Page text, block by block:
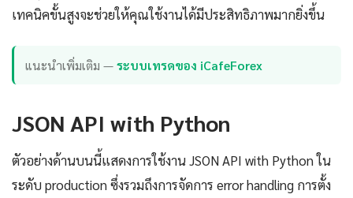
เทคนิคขั้นสูงจะช่วยให้คุณใช้งานได้มีประสิทธิภาพมากยิ่งขึ้น
แนะนำเพิ่มเติม —ระบบเทรดของ iCafeForex
JSON API with Python
ตัวอย่างด้านบนนี้แสดงการใช้งาน JSON API with Python ใน
ระดับ production ซึ่งรวมถึงการจัดการ error handling การตั้ง